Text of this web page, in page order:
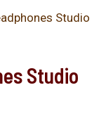
Studio
Studio